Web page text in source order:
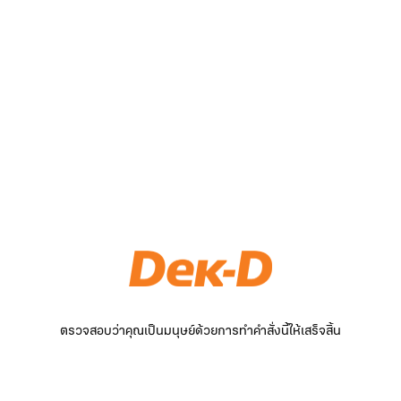
ตรวจสอบว่าคุณเป็นมนุษย์ด้วยการทำคำสั่งนี้ให้เสร็จสิ้น